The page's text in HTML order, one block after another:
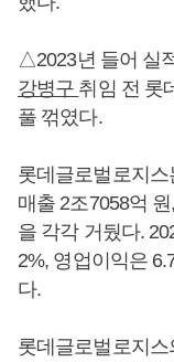
△2023년 들어 실
강병구 취임 전 롯
풀 꺾였다.
롯데글로벌로지스
매출 2조7058억
을 각각 거뒀다.
2%, 영업이익은
다.
롯데글로벌로지